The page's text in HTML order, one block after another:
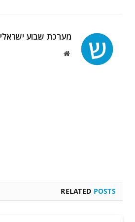
מערכת שבוע ישראלי
Website
RELATED POSTS